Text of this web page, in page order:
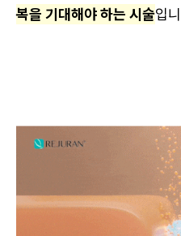
복을 기대해야 하는 시술입